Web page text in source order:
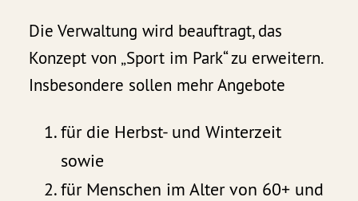
Die Verwaltung wird beauftragt, das
Konzept von „Sport im Park“ zu erweitern.
Insbesondere sollen mehr Angebote
für die Herbst- und Winterzeit
sowie
für Menschen im Alter von 60+ und